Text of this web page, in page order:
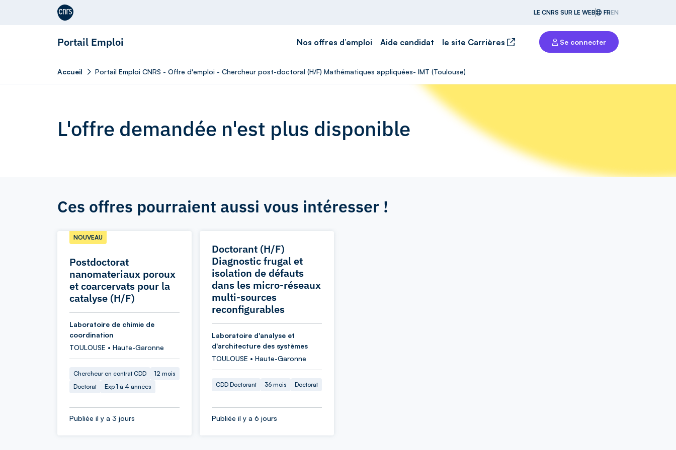
Aller au contenu
LE CNRS SUR LE WEB FREN
Portail Emploi Nos offres d’emploi Aide candidat le site Carrières Se connecter
Accueil Portail Emploi CNRS - Offre d'emploi - Chercheur post-doctoral (H/F) Mathématiques appliquées- IMT (Toulouse)
L'offre demandée n'est plus disponible
Ces offres pourraient aussi vous intéresser !
Postdoctorat
nanomateriaux poroux
et coarcervats pour la
catalyse (H/F)
NOUVEAU
Laboratoire de chimie de
coordination
TOULOUSE • Haute-Garonne
Chercheur en contrat CDD
12 mois
Doctorat
Exp 1 à 4 années
Publiée il y a 3 jours
Doctorant (H/F)
Diagnostic frugal et
isolation de défauts
dans les micro-réseaux
multi-sources
reconfigurables
Laboratoire d'analyse et
d'architecture des systèmes
TOULOUSE • Haute-Garonne
CDD Doctorant 36 mois Doctorat
Publiée il y a 6 jours